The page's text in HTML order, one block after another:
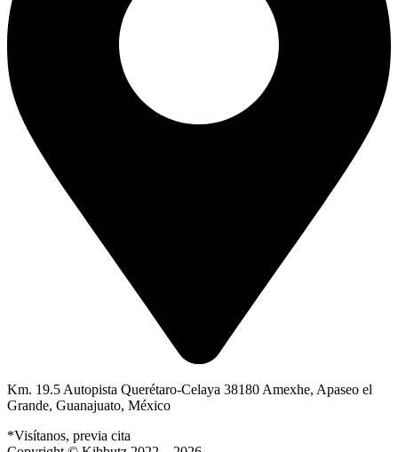
Km. 19.5 Autopista Querétaro-Celaya 38180 Amexhe, Apaseo el
Grande, Guanajuato, México
*Visítanos, previa cita